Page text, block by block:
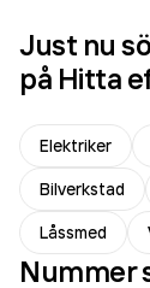
Just nu
på Hitta
Elektriker
Bilverkstad
Låssmed
Nummer